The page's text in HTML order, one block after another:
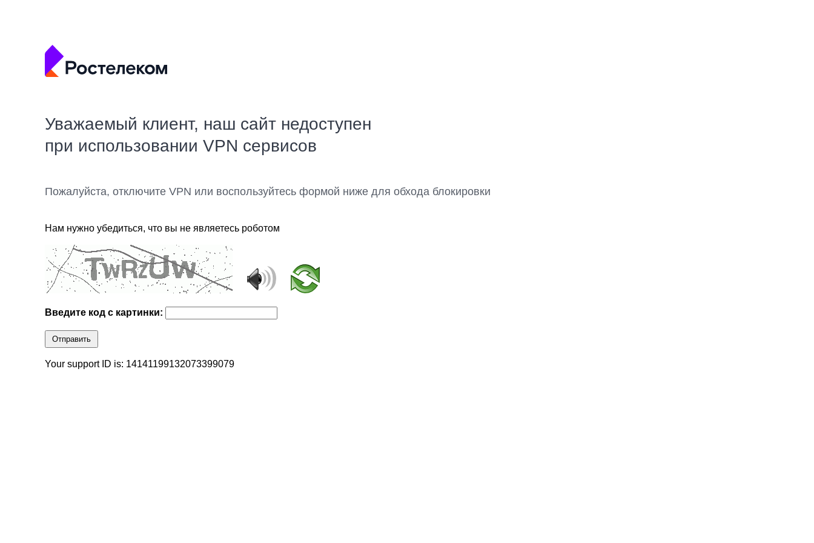
Уважаемый клиент, наш сайт недоступен
при использовании VPN сервисов
Пожалуйста, отключите VPN или воспользуйтесь формой ниже для обхода блокировки
Нам нужно убедиться, что вы не являетесь роботом
Введите код с картинки:
Отправить
Your support ID is: 14141199132073399079